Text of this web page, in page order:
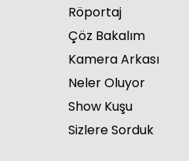
Röportaj
Çöz Bakalım
Kamera Arkası
Neler Oluyor
Show Kuşu
Sizlere Sorduk